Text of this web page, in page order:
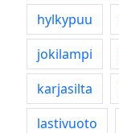
hylkypuu
jokilampi
karjasilta
lastivuoto